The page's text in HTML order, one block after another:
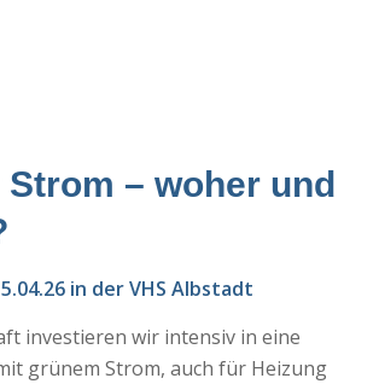
Strom – woher und
in der VHS Albstadt
investieren wir intensiv in eine
grünem Strom, auch für Heizung